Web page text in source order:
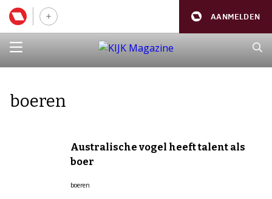
AANMELDEN
boeren
Australische vogel heeft talent als
boer
boeren